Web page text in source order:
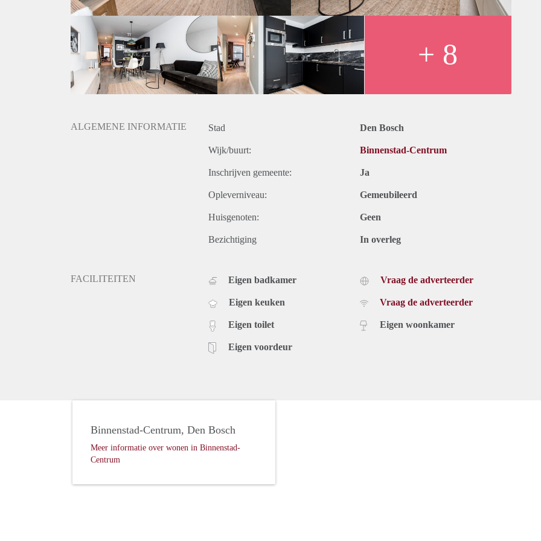
+ 8
ALGEMENE INFORMATIE Stad Den Bosch
Wijk/buurt: Binnenstad-Centrum
Inschrijven gemeente: Ja
Opleverniveau: Gemeubileerd
Huisgenoten: Geen
Bezichtiging In overleg
FACILITEITEN Eigen badkamer
Eigen keuken
Eigen toilet
Eigen voordeur
Vraag de adverteerder
Vraag de adverteerder
Eigen woonkamer
Binnenstad-Centrum, Den Bosch
Meer informatie over wonen in Binnenstad-
Centrum